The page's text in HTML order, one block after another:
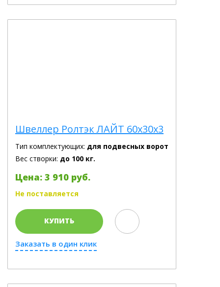
Швеллер Ролтэк ЛАЙТ 60х30х3
Тип комплектующих: для подвесных ворот
Вес створки: до 100 кг.
Цена: 3 910 руб.
Не поставляется
КУПИТЬ
Заказать в один клик